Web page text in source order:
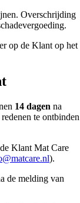
Overschrijding
op de Klant op het
14 dagen na
te ontbinden
Klant Mat Care
).
de melding van